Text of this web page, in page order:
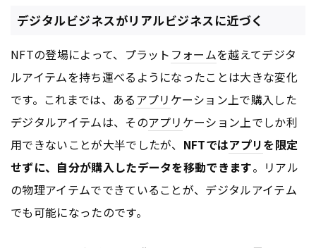
デジタルビジネスがリアルビジネスに近づく
NFTの登場によって、プラット フォームを越えてデジタ
ルアイテムを持ち運べるようになったことは大きな変化
です。これまでは、あるアプリ ケーション上で購入した
デジタルアイテムは、そのアプリ ケーション上でしか利
用できないことが大半でしたが、 NFTではアプリを限定
せずに、自分が購入したデータを移動できます。リアル
の物理アイテムでできていることが、デジタルアイテム
でも可能になったのです。